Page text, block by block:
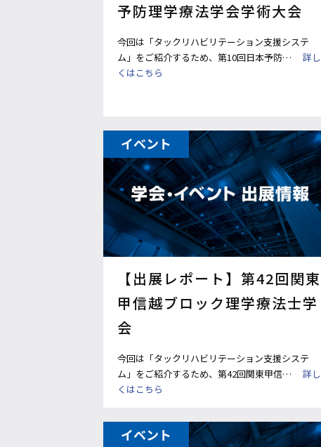
予防理学療法学会学術大会
今回は「タックリハビリテーション支援システ
ム」をご紹介するため、第10回日本予防…
詳し
くはこちら
イベント
【出展レポート】第42回関東
甲信越ブロック理学療法士学
会
今回は「タックリハビリテーション支援システ
ム」をご紹介するため、第42回関東甲信…
詳し
くはこちら
イベント